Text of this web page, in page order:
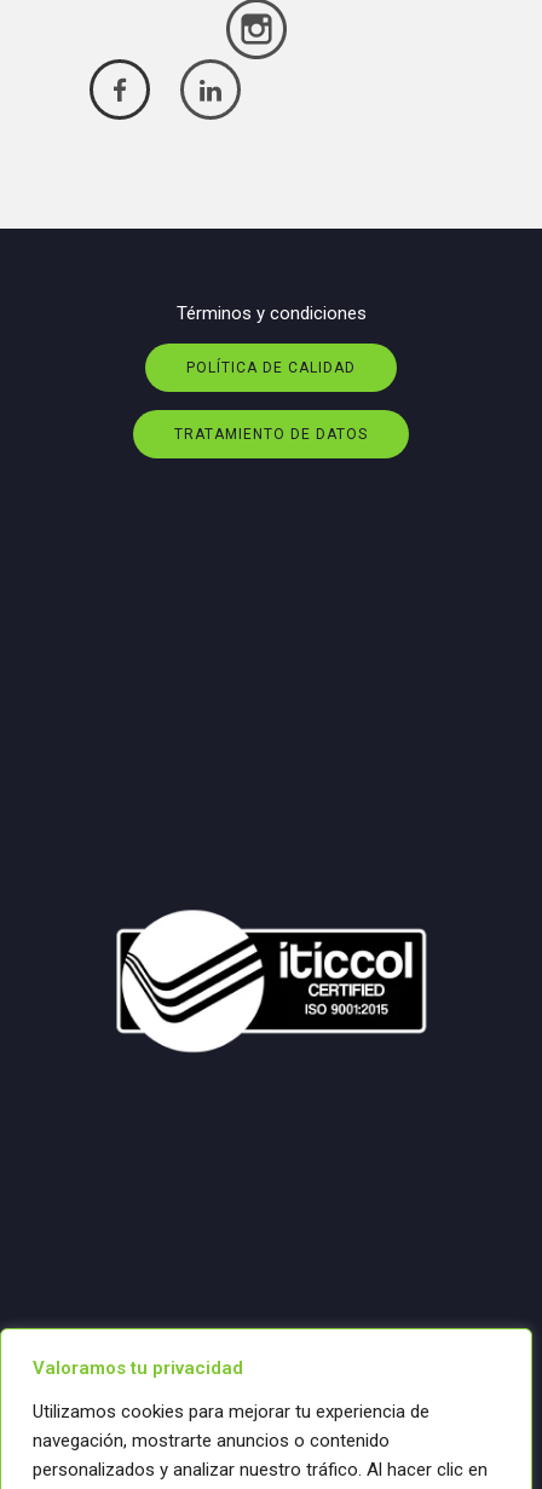
Valoramos tu privacidad
Utilizamos cookies para mejorar tu experiencia de
navegación, mostrarte anuncios o contenido
personalizados y analizar nuestro tráfico. Al hacer clic en
Términos y condiciones
POLÍTICA DE CALIDAD
TRATAMIENTO DE DATOS